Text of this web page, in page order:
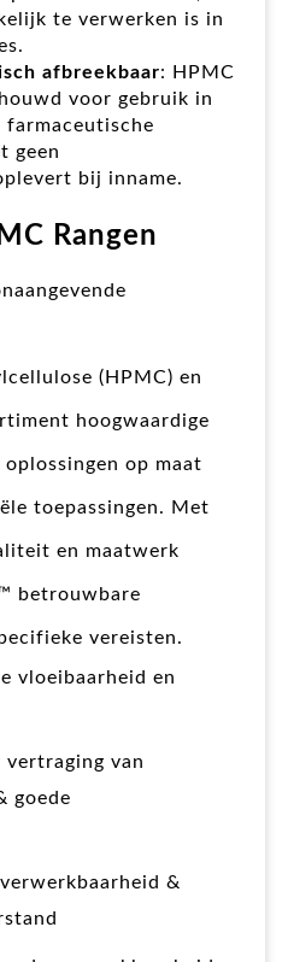
te verwerken is in
afbreekbaar: HPMC
voor gebruik in
farmaceutische
geen
bij inname.
Rangen
(HPMC) en
hoogwaardige
op maat
toepassingen. Met
en maatwerk
betrouwbare
vereisten.
vloeibaarheid en
van
goede
&